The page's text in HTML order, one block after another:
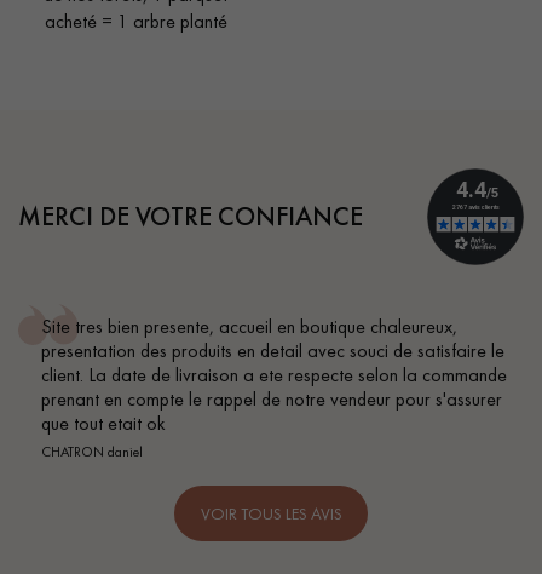
acheté = 1 arbre planté
MERCI DE VOTRE CONFIANCE
Site tres bien presente, accueil en boutique chaleureux,
presentation des produits en detail avec souci de satisfaire le
client. La date de livraison a ete respecte selon la commande
prenant en compte le rappel de notre vendeur pour s'assurer
que tout etait ok
CHATRON daniel
VOIR TOUS LES AVIS